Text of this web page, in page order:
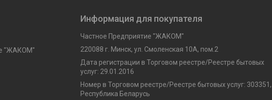
"ЖАКОМ"
Информация для покупателя
Частное Предприятие "ЖАКОМ"
220088 г. Минск, ул. Смоленская 10A, пом.2
Дата регистрации в Торговом реестре/Реестре бытовых
услуг: 29.01.2016
Номер в Торговом реестре/Реестре бытовых услуг: 303351,
Республика Беларусь